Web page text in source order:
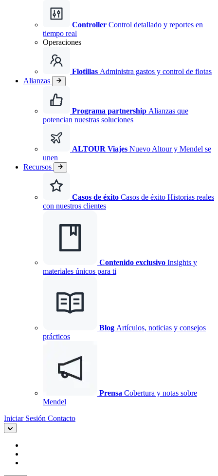
Controller Control detallado y reportes en
tiempo real
Operaciones
Flotillas Administra gastos y control de flotas
Alianzas
Programa partnership Alianzas que
potencian nuestras soluciones
ALTOUR Viajes Nuevo Altour y Mendel se
unen
Recursos
Casos de éxito Casos de éxito Historias reales
con nuestros clientes
Contenido exclusivo Insights y
materiales únicos para ti
Blog Artículos, noticias y consejos
prácticos
Prensa Cobertura y notas sobre
Mendel
Iniciar Sesión Contacto